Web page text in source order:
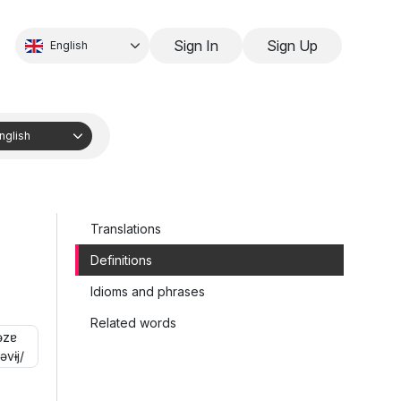
English Sign In Sign Up
Translations
Definitions
Idioms and phrases
Related words